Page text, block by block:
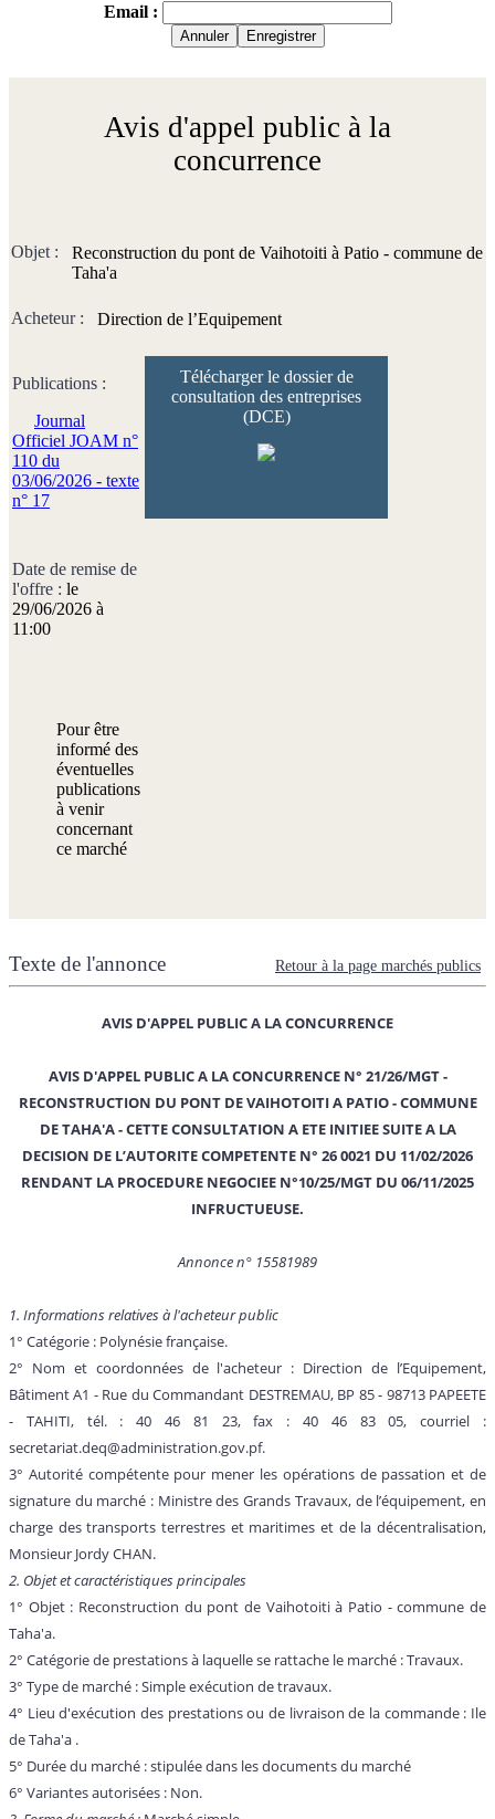
Email :
Annuler Enregistrer
Avis d'appel public à la
concurrence
Objet :
Reconstruction du pont de Vaihotoiti à Patio - commune de
Taha'a
Acheteur : Direction de l’Equipement
Publications :
Journal
Officiel JOAM n°
110 du
03/06/2026 - texte
n° 17
Date de remise de
l'offre : le
29/06/2026 à
11:00
Pour être
informé des
éventuelles
publications
à venir
concernant
ce marché
Télécharger le dossier de
consultation des entreprises
(DCE)
Texte de l'annonce Retour à la page marchés publics
AVIS D'APPEL PUBLIC A LA CONCURRENCE
AVIS D'APPEL PUBLIC A LA CONCURRENCE N° 21/26/MGT -
RECONSTRUCTION DU PONT DE VAIHOTOITI A PATIO - COMMUNE
DE TAHA'A - CETTE CONSULTATION A ETE INITIEE SUITE A LA
DECISION DE L’AUTORITE COMPETENTE N° 26 0021 DU 11/02/2026
RENDANT LA PROCEDURE NEGOCIEE N°10/25/MGT DU 06/11/2025
INFRUCTUEUSE.
Annonce n° 15581989
1. Informations relatives à l'acheteur public
1° Catégorie : Polynésie française.
2° Nom et coordonnées de l'acheteur : Direction de l’Equipement,
Bâtiment A1 - Rue du Commandant DESTREMAU, BP 85 - 98713 PAPEETE
- TAHITI, tél. : 40 46 81 23, fax : 40 46 83 05, courriel :
secretariat.deq@administration.gov.pf.
3° Autorité compétente pour mener les opérations de passation et de
signature du marché : Ministre des Grands Travaux, de l’équipement, en
charge des transports terrestres et maritimes et de la décentralisation,
Monsieur Jordy CHAN.
2. Objet et caractéristiques principales
1° Objet : Reconstruction du pont de Vaihotoiti à Patio - commune de
Taha'a.
2° Catégorie de prestations à laquelle se rattache le marché : Travaux.
3° Type de marché : Simple exécution de travaux.
4° Lieu d'exécution des prestations ou de livraison de la commande : Ile
de Taha'a .
5° Durée du marché : stipulée dans les documents du marché
6° Variantes autorisées : Non.